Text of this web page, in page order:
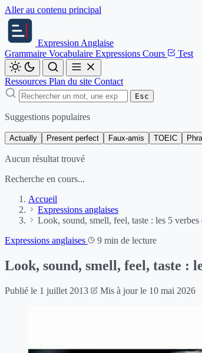
Aller au contenu principal
Expression Anglaise
Grammaire Vocabulaire Expressions Cours Test
Ressources Plan du site Contact
Esc
Suggestions populaires
Actually Present perfect Faux-amis TOEIC
Aucun résultat trouvé
Recherche en cours...
Accueil
Expressions anglaises
Look, sound, smell, feel, taste : les 5 verbes
Expressions anglaises
9 min de lecture
Look, sound, smell, feel, taste :
Publié le 1 juillet 2013 Mis à jour le 10 mai 2026